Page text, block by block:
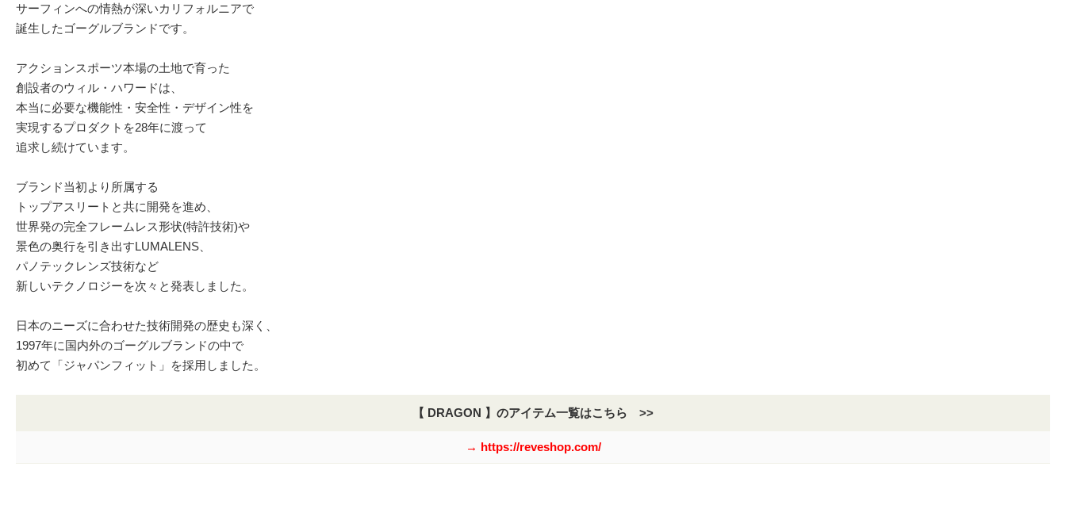
サーフィンへの情熱が深いカリフォルニアで
誕生したゴーグルブランドです。
アクションスポーツ本場の土地で育った
創設者のウィル・ハワードは、
本当に必要な機能性・安全性・デザイン性を
実現するプロダクトを28年に渡って
追求し続けています。
ブランド当初より所属する
トップアスリートと共に開発を進め、
世界発の完全フレームレス形状(特許技術)や
景色の奥行を引き出すLUMALENS、
パノテックレンズ技術など
新しいテクノロジーを次々と発表しました。
日本のニーズに合わせた技術開発の歴史も深く、
1997年に国内外のゴーグルブランドの中で
初めて「ジャパンフィット」を採用しました。
【 DRAGON 】のアイテム一覧はこちら >>
→ https://reveshop.com/